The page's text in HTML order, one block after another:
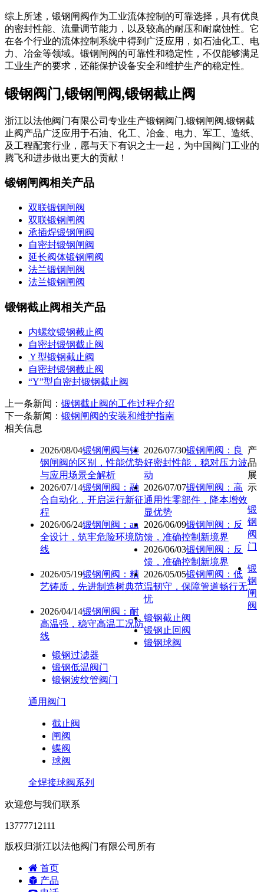
综上所述，锻钢闸阀作为工业流体控制的可靠选择，具有优良
的密封性能、流量调节能力，以及较高的耐压和耐腐蚀性。它
在各个行业的流体控制系统中得到广泛应用，如石油化工、电
力、冶金等领域。锻钢闸阀的可靠性和稳定性，不仅能够满足
工业生产的要求，还能保护设备安全和维护生产的稳定性。
锻钢阀门,锻钢闸阀,锻钢截止阀
浙江以法他阀门有限公司专业生产锻钢阀门,锻钢闸阀,锻钢截
止阀产品广泛应用于石油、化工、冶金、电力、军工、造纸、
及工程配套行业，愿与天下有识之士一起，为中国阀门工业的
腾飞和进步做出更大的贡献！
锻钢闸阀相关产品
双联锻钢闸阀
双联锻钢闸阀
承插焊锻钢闸阀
自密封锻钢闸阀
延长阀体锻钢闸阀
法兰锻钢闸阀
法兰锻钢闸阀
锻钢截止阀相关产品
内螺纹锻钢截止阀
自密封锻钢截止阀
Ｙ型锻钢截止阀
自密封锻钢截止阀
“Y”型自密封锻钢截止阀
上一条新闻： 锻钢截止阀的工作过程介绍
下一条新闻： 锻钢闸阀的安装和维护指南
相关信息
2026/08/04锻钢闸阀与铸
钢闸阀的区别，性能优势
与应用场景全解析
2026/07/30锻钢闸阀：良
好密封性能，稳对压力波
动
2026/07/14锻钢闸阀：融
合自动化，开启运行新征
程
2026/07/07锻钢闸阀：高
通用性零部件，降本增效
显优势
2026/06/24锻钢闸阀：an
全设计，筑牢危险环境防
线
2026/06/09锻钢闸阀：反
馈，准确控制新境界
2026/06/03锻钢闸阀：反
馈，准确控制新境界
2026/05/19锻钢闸阀：精
艺铸质，先进制造树典范
2026/05/05锻钢闸阀：低
温韧守，保障管道畅行无
忧
2026/04/14锻钢闸阀：耐
高温强，稳守高温工况防
线
产
品
展
示
锻
钢
阀
门
锻
钢
闸
阀
锻钢截止阀
锻钢止回阀
锻钢球阀
锻钢过滤器
锻钢低温阀门
锻钢波纹管阀门
通用阀门
截止阀
闸阀
蝶阀
球阀
全焊接球阀系列
欢迎您与我们联系
13777712111
版权归浙江以法他阀门有限公司所有
首页
产品